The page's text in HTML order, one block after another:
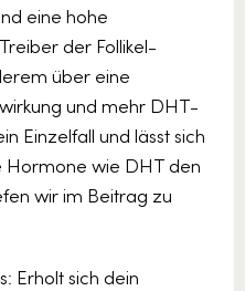
eine hohe
der Follikel-
über eine
und mehr DHT-
Einzelfall und lässt sich
Hormone wie DHT den
wir im Beitrag zu
Erholt sich dein